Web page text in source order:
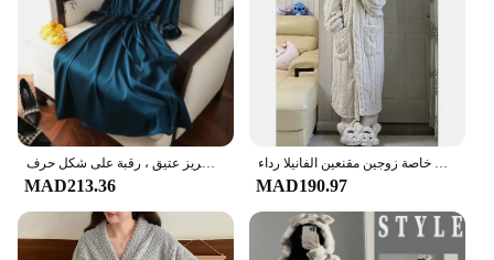
فستان طويل أنيق للنساء بخصر برباط ، صدر واحد ، تطريز عتيق ، رقبة على شكل حرف v مثير ، رداء شاطئ بثلاثة أرباع ، Q156
MAD213.36
سميكة الموسعة المرأة البشكير الشتاء الرجال المرجان الصوف مقنعين ملابس خاصة زوجين مقنعين الفانيلا رداء
MAD190.97